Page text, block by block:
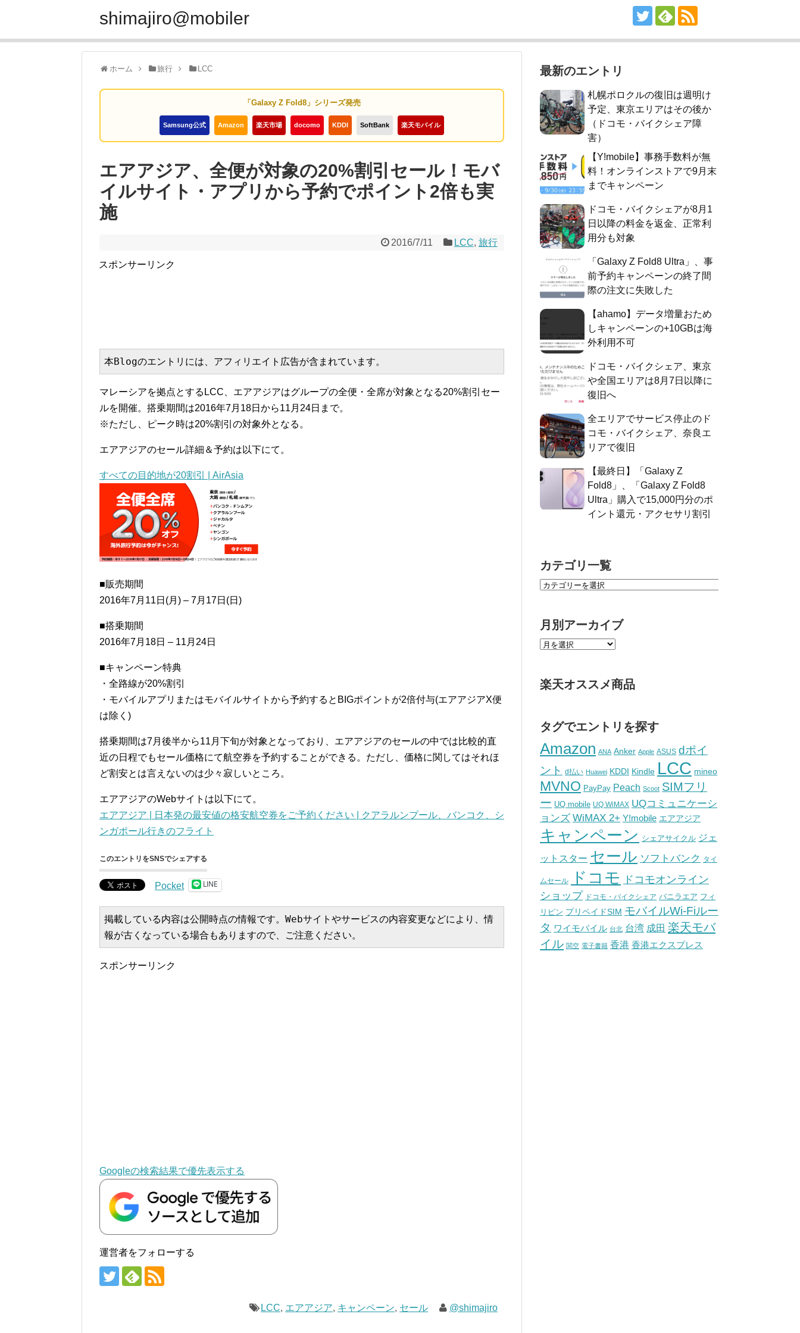
shimajiro@mobiler
ホーム 旅行 LCC
「Galaxy Z Fold8」シリーズ発売
Samsung公式 Amazon 楽天市場 docomo KDDI SoftBank 楽天モバイル
エアアジア、全便が対象の20%割引セール！モバ
イルサイト・アプリから予約でポイント2倍も実
施
2016/7/11 LCC, 旅行
スポンサーリンク
本Blogのエントリには、アフィリエイト広告が含まれています。
マレーシアを拠点とするLCC、エアアジアはグループの全便・全席が対象となる20%割引セー
ルを開催。搭乗期間は2016年7月18日から11月24日まで。
※ただし、ピーク時は20%割引の対象外となる。
エアアジアのセール詳細＆予約は以下にて。
すべての目的地が20割引 | AirAsia
■販売期間
2016年7月11日(月) – 7月17日(日)
■搭乗期間
2016年7月18日 – 11月24日
■キャンペーン特典
・全路線が20%割引
・モバイルアプリまたはモバイルサイトから予約するとBIGポイントが2倍付与(エアアジアX便
は除く)
搭乗期間は7月後半から11月下旬が対象となっており、エアアジアのセールの中では比較的直
近の日程でもセール価格にて航空券を予約することができる。ただし、価格に関してはそれほ
ど割安とは言えないのは少々寂しいところ。
エアアジアのWebサイトは以下にて。
エアアジア | 日本発の最安値の格安航空券をご予約ください | クアラルンプール、バンコク、シ
ンガポール行きのフライト
このエントリをSNSでシェアする
Pocket LINE
掲載している内容は公開時点の情報です。Webサイトやサービスの内容変更などにより、情
報が古くなっている場合もありますので、ご注意ください。
スポンサーリンク
Googleの検索結果で優先表示する
運営者をフォローする
LCC, エアアジア, キャンペーン, セール @shimajiro
最新のエントリ
札幌ポロクルの復旧は週明け
予定、東京エリアはその後か
（ドコモ・バイクシェア障
害）
【Y!mobile】事務手数料が無
料！オンラインストアで9月末
までキャンペーン
ドコモ・バイクシェアが8月1
日以降の料金を返金、正常利
用分も対象
「Galaxy Z Fold8 Ultra」、事
前予約キャンペーンの終了間
際の注文に失敗した
【ahamo】データ増量おため
しキャンペーンの+10GBは海
外利用不可
ドコモ・バイクシェア、東京
や全国エリアは8月7日以降に
復旧へ
全エリアでサービス停止のド
コモ・バイクシェア、奈良エ
リアで復旧
【最終日】「Galaxy Z
Fold8」、「Galaxy Z Fold8
Ultra」購入で15,000円分のポ
イント還元・アクセサリ割引
カテゴリ一覧
月別アーカイブ
楽天オススメ商品
タグでエントリを探す
Amazon ANA Anker Apple ASUS dポイ
ント
d払い Huawei KDDI Kindle LCC mineo
MVNO PayPay Peach Scoot SIMフリ
ー UQ mobile UQ WiMAX UQコミュニケーシ
ョンズ WiMAX 2+ Y!mobile エアアジア
キャンペーン シェアサイクル ジェ
ットスター セール ソフトバンク タイ
ムセール ドコモ
ドコモオンライン
ショップ ドコモ・バイクシェア バニラエア フィ
リピン プリペイドSIM モバイルWi-Fiルー
タ ワイモバイル 台北 台湾 成田 楽天モバ
イル 関空 電子書籍 香港 香港エクスプレス